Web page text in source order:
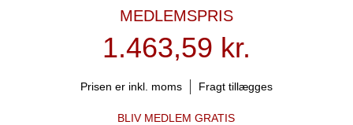
MEDLEMSPRIS
1.463,59 kr.
Prisen er inkl. moms Fragt tillægges
BLIV MEDLEM GRATIS